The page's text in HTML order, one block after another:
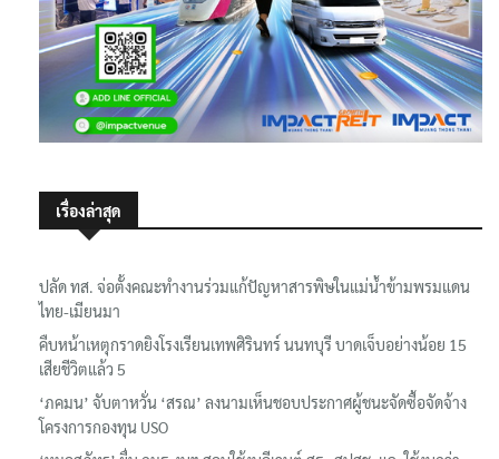
เรื่องล่าสุด
ปลัด ทส. จ่อตั้งคณะทำงานร่วมแก้ปัญหาสารพิษในแม่น้ำข้ามพรมแดน
ไทย-เมียนมา
คืบหน้าเหตุกราดยิงโรงเรียนเทพศิรินทร์ นนทบุรี บาดเจ็บอย่างน้อย 15
เสียชีวิตแล้ว 5
‘ภคมน’ จับตาหวั่น ‘สรณ’ ลงนามเห็นชอบประกาศผู้ชนะจัดซื้อจัดจ้าง
โครงการกองทุน USO